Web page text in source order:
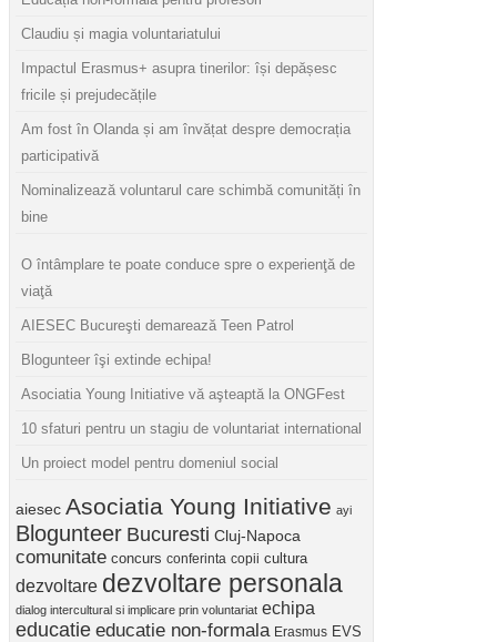
Claudiu și magia voluntariatului
Impactul Erasmus+ asupra tinerilor: își depășesc
fricile și prejudecățile
Am fost în Olanda și am învățat despre democrația
participativă
Nominalizează voluntarul care schimbă comunități în
bine
O întâmplare te poate conduce spre o experienţă de
viaţă
AIESEC Bucureşti demarează Teen Patrol
Blogunteer îşi extinde echipa!
Asociatia Young Initiative vă aşteaptă la ONGFest
10 sfaturi pentru un stagiu de voluntariat international
Un proiect model pentru domeniul social
aiesec Asociatia Young Initiative ayi
Blogunteer Bucuresti Cluj-Napoca
comunitate concurs conferinta copii cultura
dezvoltare dezvoltare personala
dialog intercultural si implicare prin voluntariat echipa
educatie educatie non-formala Erasmus EVS